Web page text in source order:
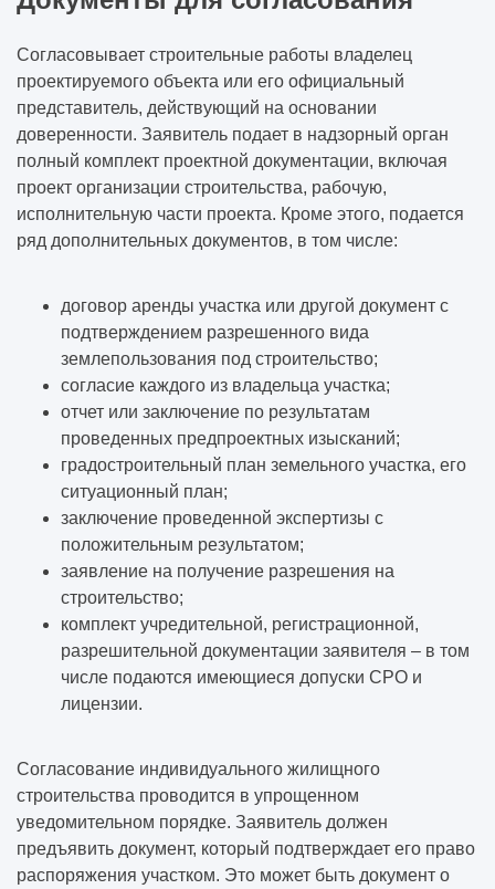
Согласовывает строительные работы владелец
проектируемого объекта или его официальный
представитель, действующий на основании
доверенности. Заявитель подает в надзорный орган
полный комплект проектной документации, включая
проект организации строительства, рабочую,
исполнительную части проекта. Кроме этого, подается
ряд дополнительных документов, в том числе:
договор аренды участка или другой документ с
подтверждением разрешенного вида
землепользования под строительство;
согласие каждого из владельца участка;
отчет или заключение по результатам
проведенных предпроектных изысканий;
градостроительный план земельного участка, его
ситуационный план;
заключение проведенной экспертизы с
положительным результатом;
заявление на получение разрешения на
строительство;
комплект учредительной, регистрационной,
разрешительной документации заявителя – в том
числе подаются имеющиеся допуски СРО и
лицензии.
Согласование индивидуального жилищного
строительства проводится в упрощенном
уведомительном порядке. Заявитель должен
предъявить документ, который подтверждает его право
распоряжения участком. Это может быть документ о